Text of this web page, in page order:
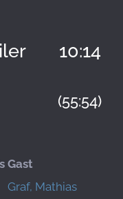
10:14
(55:54)
Gast
Graf, Mathias